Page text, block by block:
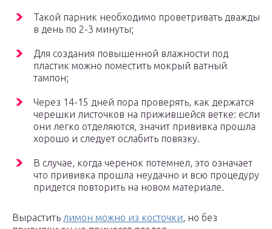
Такой парник необходимо проветривать дважды
в день по 2-3 минуты;
Для создания повышенной влажности под
пластик можно поместить мокрый ватный
тампон;
Через 14-15 дней пора проверять, как держатся
черешки листочков на прижившейся ветке: если
они легко отделяются, значит прививка прошла
хорошо и следует ослабить повязку.
В случае, когда черенок потемнел, это означает
что прививка прошла неудачно и всю процедуру
придется повторить на новом материале.
Вырастить лимон можно из косточки, но без